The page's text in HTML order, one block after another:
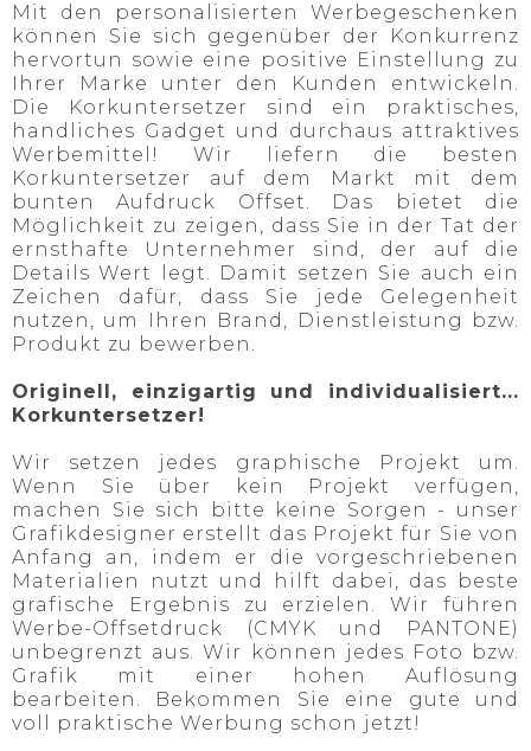
Mit den personalisierten Werbegeschenken
können Sie sich gegenüber der Konkurrenz
hervortun sowie eine positive Einstellung zu
Ihrer Marke unter den Kunden entwickeln.
Die Korkuntersetzer sind ein praktisches,
handliches Gadget und durchaus attraktives
Werbemittel! Wir liefern die besten
Korkuntersetzer auf dem Markt mit dem
bunten Aufdruck Offset. Das bietet die
Möglichkeit zu zeigen, dass Sie in der Tat der
ernsthafte Unternehmer sind, der auf die
Details Wert legt. Damit setzen Sie auch ein
Zeichen dafür, dass Sie jede Gelegenheit
nutzen, um Ihren Brand, Dienstleistung bzw.
Produkt zu bewerben.
Originell, einzigartig und individualisiert...
Korkuntersetzer!
Wir setzen jedes graphische Projekt um.
Wenn Sie über kein Projekt verfügen,
machen Sie sich bitte keine Sorgen - unser
Grafikdesigner erstellt das Projekt für Sie von
Anfang an, indem er die vorgeschriebenen
Materialien nutzt und hilft dabei, das beste
grafische Ergebnis zu erzielen. Wir führen
Werbe-Offsetdruck (CMYK und PANTONE)
unbegrenzt aus. Wir können jedes Foto bzw.
Grafik mit einer hohen Auflösung
bearbeiten. Bekommen Sie eine gute und
voll praktische Werbung schon jetzt!